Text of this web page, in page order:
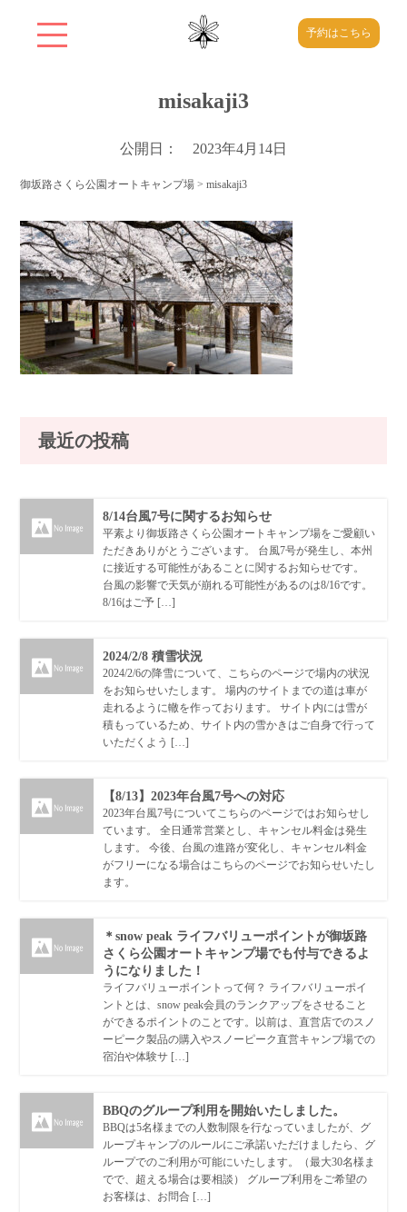
予約はこちら
misakaji3
公開日： 2023年4月14日
御坂路さくら公園オートキャンプ場 >misakaji3
最近の投稿
8/14台風7号に関するお知らせ
平素より御坂路さくら公園オートキャンプ場をご愛顧い
ただきありがとうございます。 台風7号が発生し、本州
に接近する可能性があることに関するお知らせです。
台風の影響で天気が崩れる可能性があるのは8/16です。
8/16はご予 […]
2024/2/8 積雪状況
2024/2/6の降雪について、こちらのページで場内の状況
をお知らせいたします。 場内のサイトまでの道は車が
走れるように轍を作っております。 サイト内には雪が
積もっているため、サイト内の雪かきはご自身で行って
いただくよう […]
【8/13】2023年台風7号への対応
2023年台風7号についてこちらのページではお知らせし
ています。 全日通常営業とし、キャンセル料金は発生
します。 今後、台風の進路が変化し、キャンセル料金
がフリーになる場合はこちらのページでお知らせいたし
ます。
＊snow peak ライフバリューポイントが御坂路
さくら公園オートキャンプ場でも付与できるよ
うになりました！
ライフバリューポイントって何？ ライフバリューポイ
ントとは、snow peak会員のランクアップをさせること
ができるポイントのことです。以前は、直営店でのスノ
ーピーク製品の購入やスノーピーク直営キャンプ場での
宿泊や体験サ […]
BBQのグループ利用を開始いたしました。
BBQは5名様までの人数制限を行なっていましたが、グ
ループキャンプのルールにご承諾いただけましたら、グ
ループでのご利用が可能にいたします。（最大30名様ま
でで、超える場合は要相談） グループ利用をご希望の
お客様は、お問合 […]